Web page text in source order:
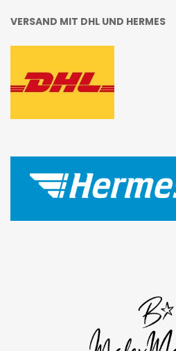
VERSAND MIT DHL UND HERMES